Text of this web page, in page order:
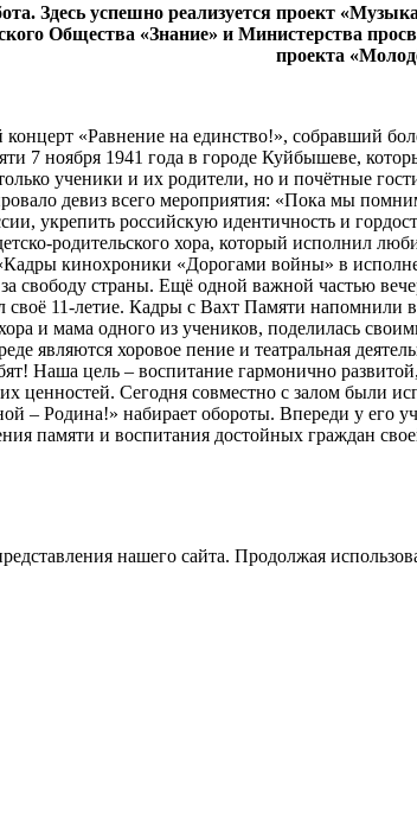
Здесь успешно реализуется проект
Общества «Знание» и Министерства
проекта
концерт «Равнение на единство!», собравший
7 ноября 1941 года в городе Куйбышеве,
ученики и их родители, но и почётные
девиз всего мероприятия: «Пока мы
укрепить российскую идентичность и
родительского хора, который исполнил
«Кадры кинохроники «Дорогами войны» в
свободу страны. Ещё одной важной частью
своё 11-летие. Кадры с Вахт Памяти
и мама одного из учеников, поделилась
являются хоровое пение и театральная
Наша цель – воспитание гармонично
ценностей. Сегодня совместно с залом
– Родина!» набирает обороты. Впереди у его
памяти и воспитания достойных граждан
нашего сайта. Продолжая